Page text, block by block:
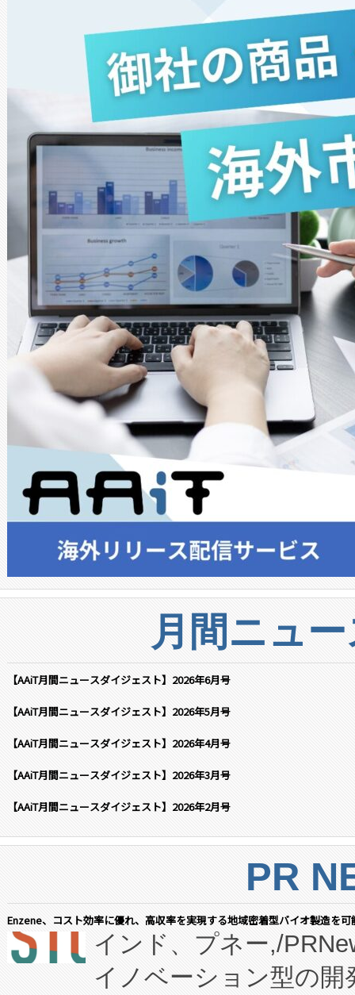
月間ニュ
【AAiT月間ニュースダイジェスト】2026年6月号
【AAiT月間ニュースダイジェスト】2026年5月号
【AAiT月間ニュースダイジェスト】2026年4月号
【AAiT月間ニュースダイジェスト】2026年3月号
【AAiT月間ニュースダイジェスト】2026年2月号
PR
Enzene、コスト効率に優れ、高収率を実現する地域密着型バイオ製造を
インド、プネー,/
イノベーション型の